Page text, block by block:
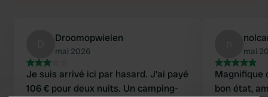
Droomopwielen
mai 2026
Je suis arrivé ici par hasard. J'ai payé
106 € pour deux nuits. Un camping-
mai
Magnifique
bon état,